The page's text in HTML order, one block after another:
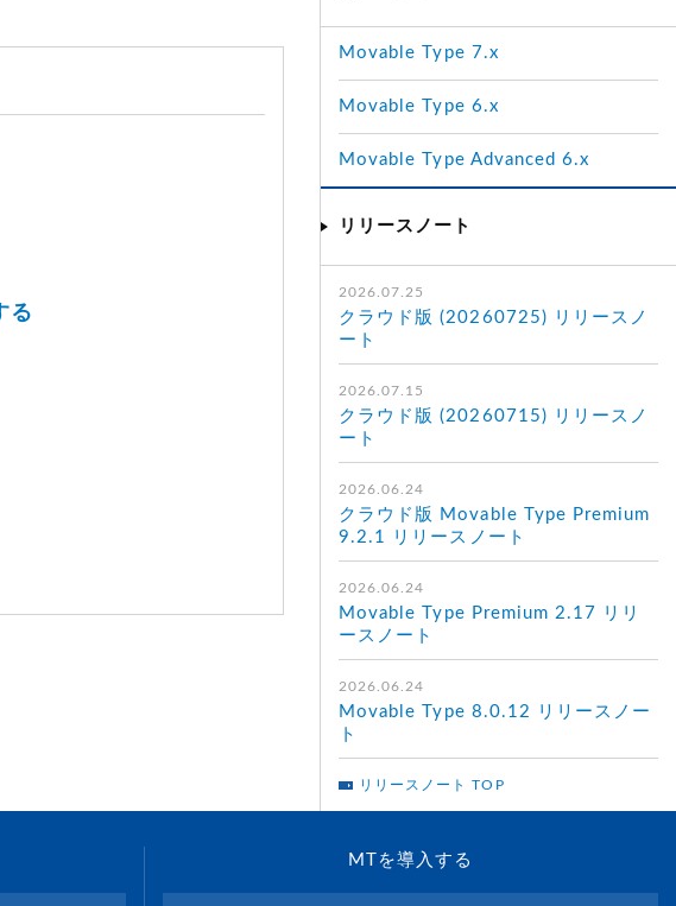
る
Movable Type 7.x
Movable Type 6.x
Movable Type Advanced 6.x
リリースノート
2026.07.25
クラウド版 (20260725) リリースノ
ート
2026.07.15
クラウド版 (20260715) リリースノ
ート
2026.06.24
クラウド版 Movable Type Premium
9.2.1 リリースノート
2026.06.24
Movable Type Premium 2.17 リリ
ースノート
2026.06.24
Movable Type 8.0.12 リリースノー
ト
リリースノート TOP
MTを導入する